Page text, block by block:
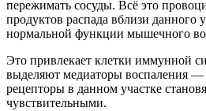
пережимать сосуды. Всё это
продуктов распада вблизи данного
нормальной функции мышечного
Это привлекает клетки иммунной
выделяют медиаторы воспаления —
рецепторы в данном участке
чувствительными.